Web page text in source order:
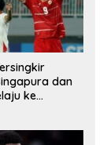
dan
ke